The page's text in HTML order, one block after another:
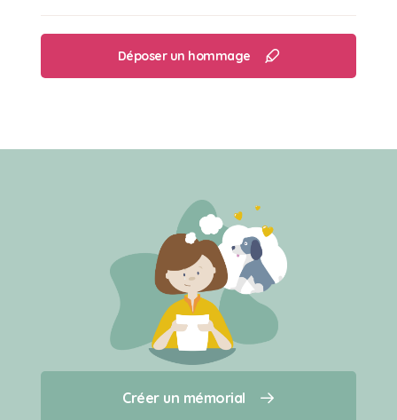
Créer un mémorial
Qui sommes-nous ?
Déposer un hommage
Créer un mémorial